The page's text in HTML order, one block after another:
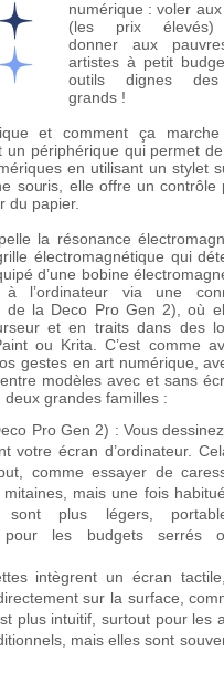
numérique : voler
(les prix élevés)
donner aux
artistes à petit
outils dignes
grands !
et comment ça
périphérique qui permet
en utilisant un stylet
souris, elle offre un contrôle
du papier.
la résonance
électromagnétique qui
d’une bobine
l’ordinateur via une
de la Deco Pro Gen 2), où
et en traits dans des
ou Krita. C’est comme
gestes en art numérique,
modèles avec et sans
grandes familles :
Pro Gen 2) : Vous
votre écran d’ordinateur.
comme essayer de
mais une fois
sont plus légers,
pour les budgets serrés
intègrent un écran
sur la surface,
plus intuitif, surtout pour les
mais elles sont